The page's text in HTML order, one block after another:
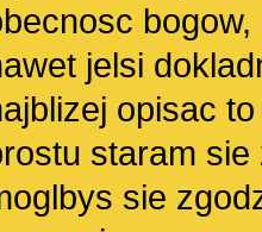
jelsi
opisac
staram
sie